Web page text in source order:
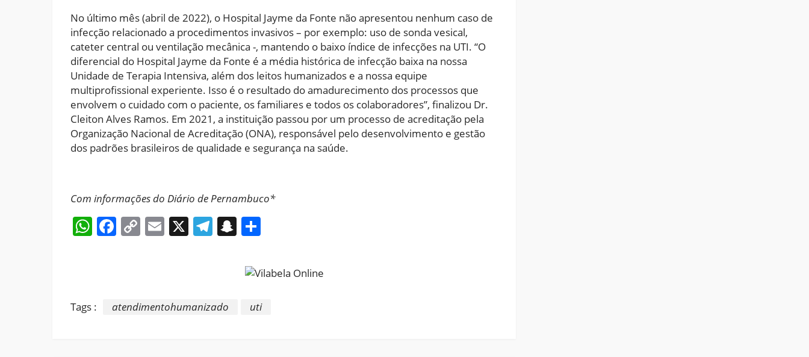
No último mês (abril de 2022), o Hospital Jayme da Fonte não apresentou nenhum caso de
infecção relacionado a procedimentos invasivos – por exemplo: uso de sonda vesical,
cateter central ou ventilação mecânica -, mantendo o baixo índice de infecções na UTI. “O
diferencial do Hospital Jayme da Fonte é a média histórica de infecção baixa na nossa
Unidade de Terapia Intensiva, além dos leitos humanizados e a nossa equipe
multiprofissional experiente. Isso é o resultado do amadurecimento dos processos que
envolvem o cuidado com o paciente, os familiares e todos os colaboradores”, finalizou Dr.
Cleiton Alves Ramos. Em 2021, a instituição passou por um processo de acreditação pela
Organização Nacional de Acreditação (ONA), responsável pelo desenvolvimento e gestão
dos padrões brasileiros de qualidade e segurança na saúde.
Com informações do Diário de Pernambuco*
WhatsApp
Facebook
CopyEmail
X Telegram
Snapchat
Tags : atendimentohumanizado uti